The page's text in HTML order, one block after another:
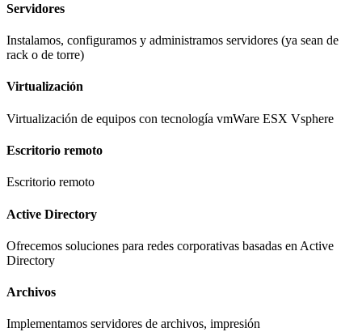
Servidores​
Instalamos, configuramos y administramos servidores (ya sean de
rack o de torre)​
Virtualización​
Virtualización de equipos con tecnología vmWare ESX Vsphere​
Escritorio remoto​
Escritorio remoto​
Active Directory​
Ofrecemos soluciones para redes corporativas basadas en Active
Directory​
Archivos
Implementamos servidores de archivos, impresión